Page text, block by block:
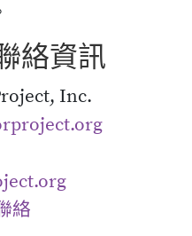
絡資訊
Inc.
絡